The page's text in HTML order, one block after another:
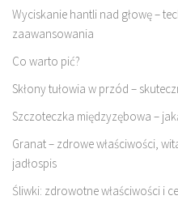
Wyciskanie hantli nad głowę –
zaawansowania
Co warto pić?
Skłony tułowia w przód –
Szczoteczka międzyzębowa –
Granat – zdrowe właściwości,
jadłospis
Śliwki: zdrowotne właściwości i